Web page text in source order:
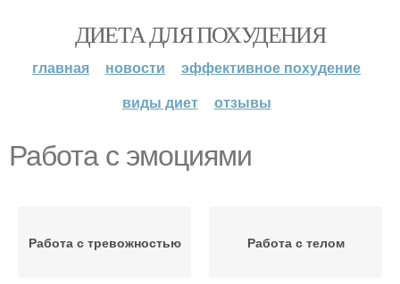
ДИЕТА ДЛЯ ПОХУДЕНИЯ
главная новости
эффективное похудение
виды диет
отзывы
Работа с эмоциями
Работа с тревожностью Работа с телом